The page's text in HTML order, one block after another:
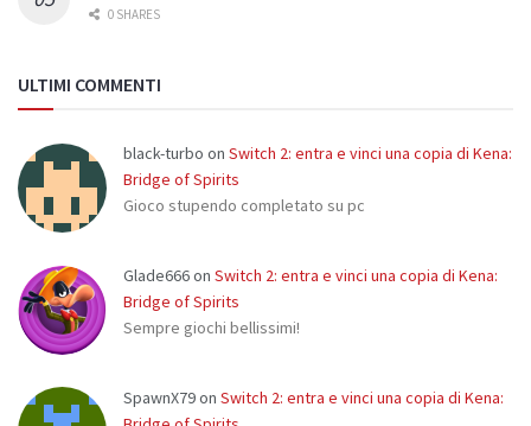
0 SHARES
ULTIMI COMMENTI
black-turbo on Switch 2: entra e vinci una copia di Kena:
Bridge of Spirits
Gioco stupendo completato su pc
Glade666on Switch 2: entra e vinci una copia di Kena:
Bridge of Spirits
Sempre giochi bellissimi!
SpawnX79on Switch 2: entra e vinci una copia di Kena: